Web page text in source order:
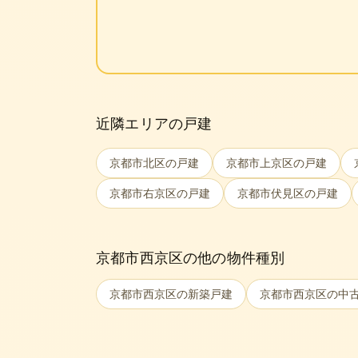
近隣エリアの戸建
京都市北区の戸建 京都市上京区の戸建
京都市右京区の戸建 京都市伏見区の戸建
京都市西京区の他の物件種別
京都市西京区の新築戸建 京都市西京区の中